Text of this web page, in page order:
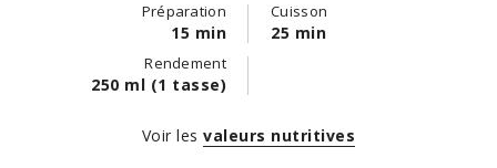
Préparation
15 min
Cuisson
25 min
Rendement
250 ml (1 tasse)
Voir les valeurs nutritives